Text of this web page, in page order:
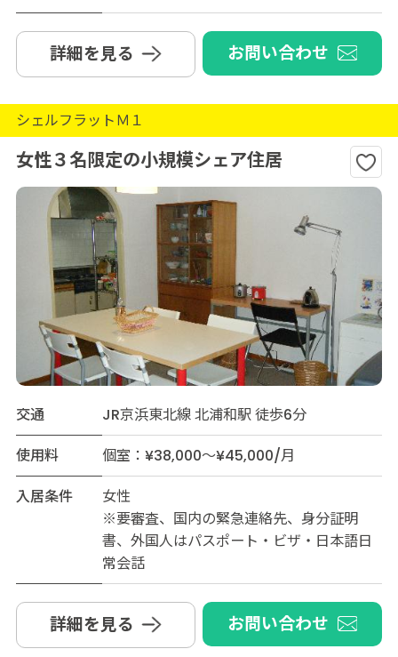
詳細を見る お問い合わせ
シェルフラットＭ１
女性３名限定の小規模シェア住居
交通
JR京浜東北線 北浦和駅 徒歩6分
使用料
個室：¥38,000～¥45,000/月
入居条件
女性
※要審査、国内の緊急連絡先、身分証明
書、外国人はパスポート・ビザ・日本語日
常会話
詳細を見る お問い合わせ